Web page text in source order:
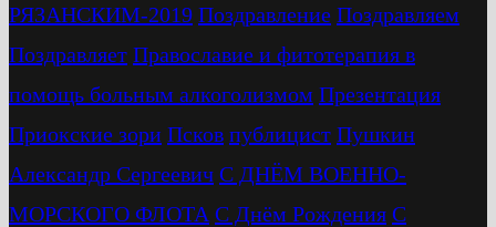
РЯЗАНСКИМ-2019 Поздравление Поздравляем
Поздравляет Православие и фитотерапия в
помощь больным алкоголизмом Презентация
Приокские зори Псков публицист Пушкин
Александр Сергеевич С ДНЁМ ВОЕННО-
МОРСКОГО ФЛОТА С Днём Рождения С